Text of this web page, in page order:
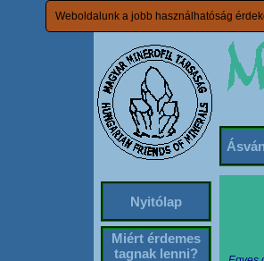
Weboldalunk a jobb használhatóság
Nyitólap
Miért érdemes
tagnak lenni?